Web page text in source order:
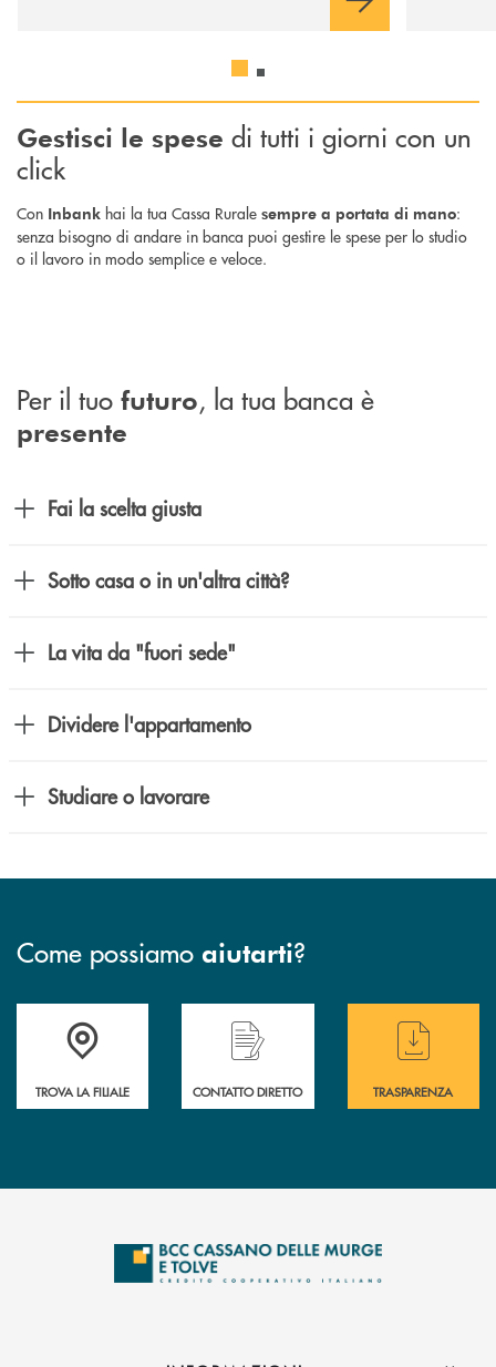
Gestisci le spese di tutti i giorni con un
click
Con Inbank hai la tua Cassa Rurale sempre a portata di mano:
senza bisogno di andare in banca puoi gestire le spese per lo studio
o il lavoro in modo semplice e veloce.
Per il tuo futuro, la tua banca è
presente
Fai la scelta giusta
Sotto casa o in un'altra città?
La vita da "fuori sede"
Dividere l'appartamento
Studiare o lavorare
Come possiamo aiutarti?
Accedi all' elenco completo delle filiali
TROVA LA FILIALE
Hai bisogno di assistenza immediata ?
CONTATTO DIRETTO
Hai bisogno di
TRASPARENZA